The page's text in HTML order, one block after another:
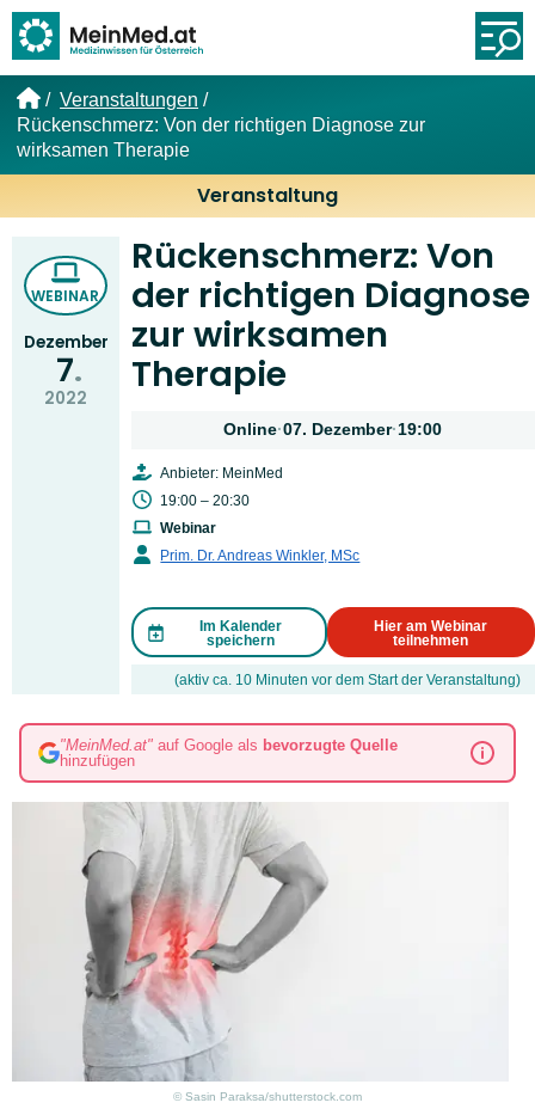
Veranstaltungen
Rückenschmerz: Von der richtigen Diagnose zur
wirksamen Therapie
Veranstaltung
WEBINAR
Dezember
7
2022
Rückenschmerz: Von
der richtigen Diagnose
zur wirksamen
Therapie
Online·07. Dezember·19:00
Anbieter: MeinMed
19:00 – 20:30
Webinar
Prim. Dr. Andreas Winkler, MSc
Im Kalender
speichern
Hier am Webinar
teilnehmen
(aktiv ca. 10 Minuten vor dem Start der Veranstaltung)
"MeinMed.at" auf Google als bevorzugte Quelle
hinzufügen
© Sasin Paraksa/shutterstock.com